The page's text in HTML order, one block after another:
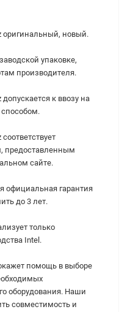
оригинальный, новый.
упаковке,
производителя.
к ввозу на
предоставленным
сайте.
официальная гарантия
до 3 лет.
только
Intel.
помощь в выборе
оборудования. Наши
совместимость и